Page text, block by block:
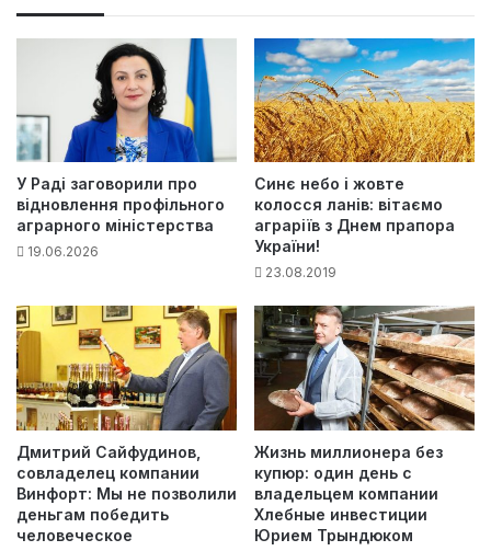
У Раді заговорили про
відновлення профільного
аграрного міністерства
19.06.2026
Синє небо і жовте
колосся ланів: вітаємо
аграріїв з Днем прапора
України!
23.08.2019
Дмитрий Сайфудинов,
совладелец компании
Винфорт: Мы не позволили
деньгам победить
человеческое
Жизнь миллионера без
купюр: один день с
владельцем компании
Хлебные инвестиции
Юрием Трындюком